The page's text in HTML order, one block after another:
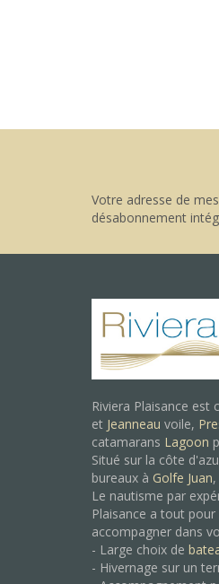
Votre adresse de
désabonnement
Riviera Plaisance est
et Jeanneau voile,
catamarans Lagoon
Situé sur la côte
bureaux à Golfe Juan,
Le nautisme par
Plaisance a tout
accompagner dans
- Large choix de
- Hivernage sur un